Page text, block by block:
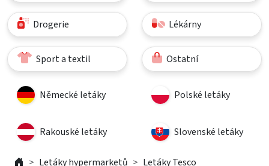
Drogerie Lékárny
Sport a textil Ostatní
Německé letáky Polské letáky
Rakouské letáky Slovenské letáky
Letáky hypermarketů
Letáky Tesco